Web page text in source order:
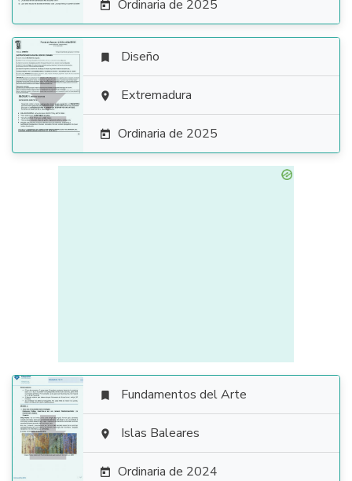
 Ordinaria de 2025

 Diseño
 Extremadura
 Ordinaria de 2025

 Fundamentos del Arte
 Islas Baleares
 Ordinaria de 2024